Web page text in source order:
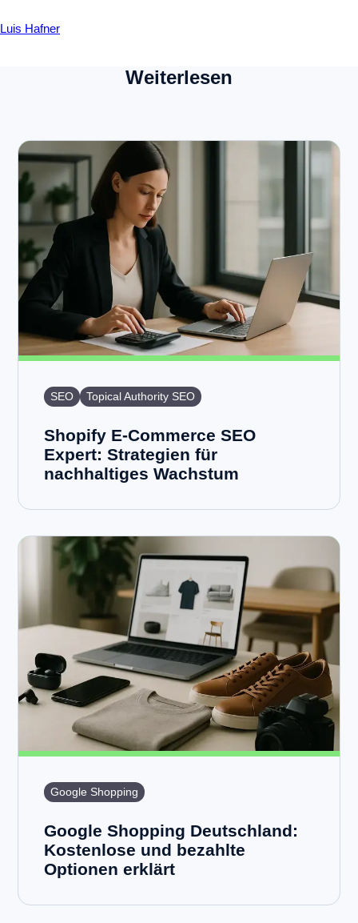
Luis Hafner
Weiterlesen
SEO Topical Authority SEO
Shopify E-Commerce SEO
Expert: Strategien für
nachhaltiges Wachstum
Google Shopping
Google Shopping Deutschland:
Kostenlose und bezahlte
Optionen erklärt